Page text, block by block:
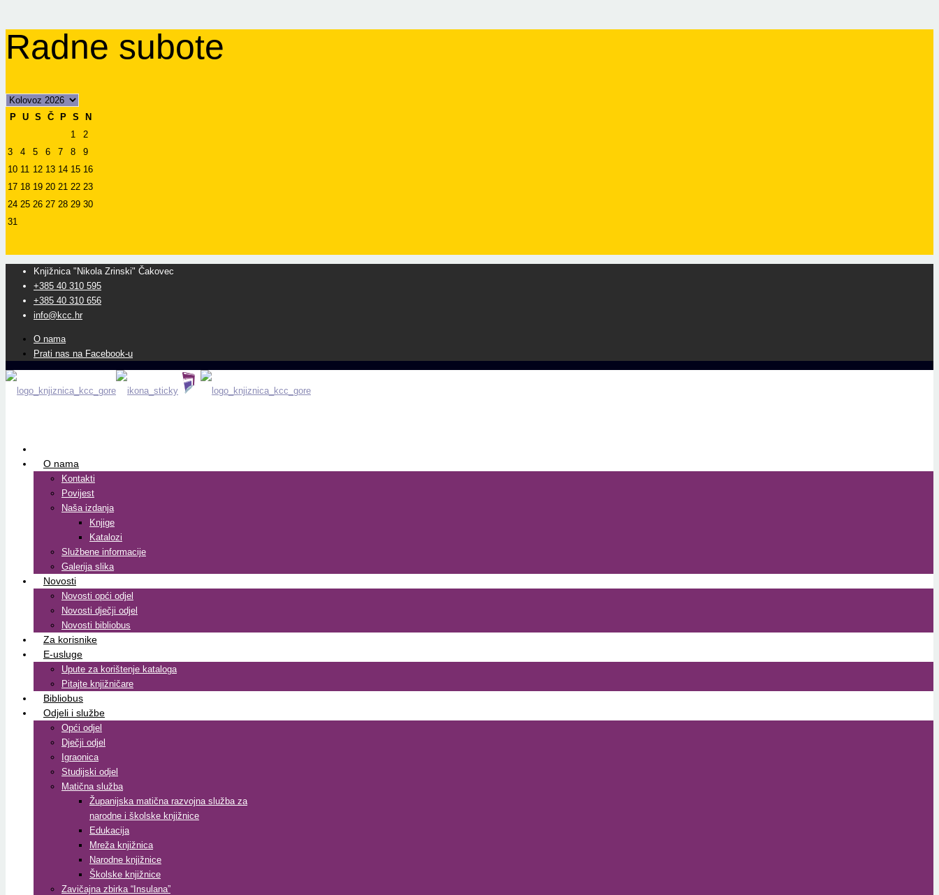
Radne subote
P U S Č P S
N
1
2
3
4 5 6 7 8
9
10 11 12 13 14 15 16
17 18 19 20 21 22 23
24 25 26 27 28 29 30
31
Knjižnica "Nikola Zrinski" Čakovec
+385 40 310 595
+385 40 310 656
info@kcc.hr
O nama
Prati nas na Facebook-u
O nama
Kontakti
Povijest
Naša izdanja
Knjige
Katalozi
Službene informacije
Galerija slika
Novosti
Novosti opći odjel
Novosti dječji odjel
Novosti bibliobus
Za korisnike
E-usluge
Upute za korištenje kataloga
Pitajte knjižničare
Bibliobus
Odjeli i službe
Opći odjel
Dječji odjel
Igraonica
Studijski odjel
Matična služba
Županijska matična razvojna služba za
narodne i školske knjižnice
Edukacija
Mreža knjižnica
Narodne knjižnice
Školske knjižnice
Zavičajna zbirka “Insulana”